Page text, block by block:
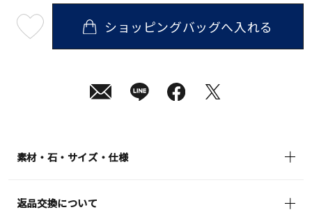
08
ショッピングバッグへ入れる
素材・石・サイズ・仕様
返品交換について